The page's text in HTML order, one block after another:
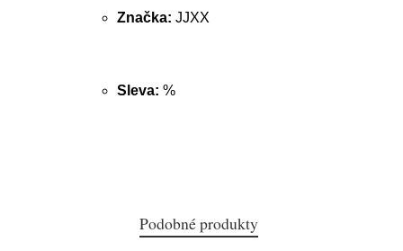
Značka: JJXX
Sleva: %
Podobné produkty